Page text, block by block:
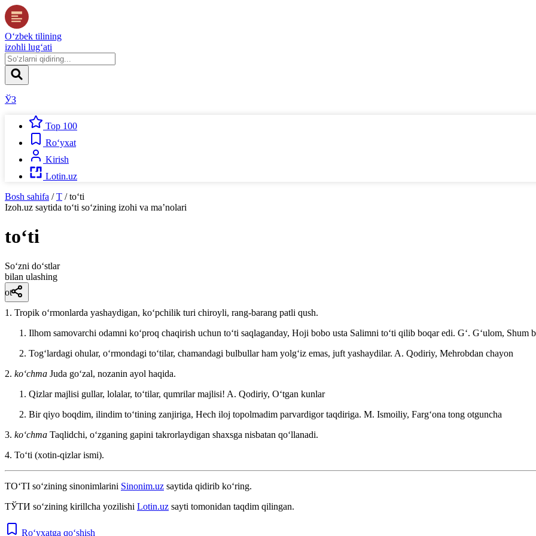
O‘zbek tilining
izohli lug‘ati
ЎЗ
Top 100
Ro‘yxat
Kirish
Lotin.uz
Bosh sahifa / T / to‘ti
Izoh.uz saytida to‘ti so‘zining izohi va ma’nolari
to‘ti
So‘zni do‘stlar
bilan ulashing
ot
1. Tropik oʻrmonlarda yashaydigan, koʻpchilik turi chiroyli, rang-barang patli qush.
Ilhom samovarchi odamni koʻproq chaqirish uchun toʻti saqlaganday, Hoji bobo usta Salimni toʻti qilib boqar edi. Gʻ. Gʻulom, Shum
Togʻlardagi ohular, oʻrmondagi toʻtilar, chamandagi bulbullar ham yolgʻiz emas, juft yashaydilar. A. Qodiriy, Mehrobdan chayon
2. koʻchma Juda goʻzal, nozanin ayol haqida.
Qizlar majlisi gullar, lolalar, toʻtilar, qumrilar majlisi! A. Qodiriy, Oʻtgan kunlar
Bir qiyo boqdim, ilindim toʻtining zanjiriga, Hech iloj topolmadim parvardigor taqdiriga. M. Ismoiliy, Fargʻona tong otguncha
3. koʻchma Taqlidchi, oʻzganing gapini takrorlaydigan shaxsga nisbatan qoʻllanadi.
4. Toʻti (xotin-qizlar ismi).
TO‘TI so‘zining sinonimlarini Sinonim.uz saytida qidirib ko‘ring.
ТЎТИ so‘zining kirillcha yozilishi Lotin.uz sayti tomonidan taqdim qilingan.
Ro‘yxatga qo‘shish